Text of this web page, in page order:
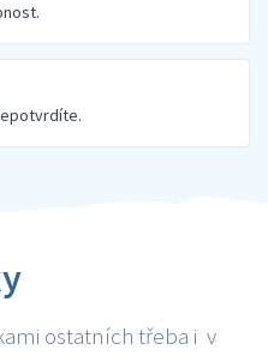
ostatních třeba i v